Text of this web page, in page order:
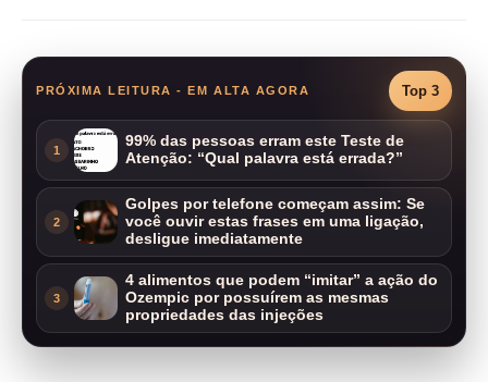
PRÓXIMA LEITURA - EM ALTA AGORA Top 3
1
99% das pessoas erram este Teste de
Atenção: “Qual palavra está errada?”
2
Golpes por telefone começam assim: Se
você ouvir estas frases em uma ligação,
desligue imediatamente
3
4 alimentos que podem “imitar” a ação do
Ozempic por possuírem as mesmas
propriedades das injeções